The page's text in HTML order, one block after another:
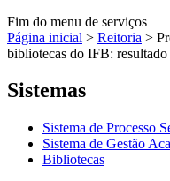
Fim do menu de serviços
Página inicial > Reitoria >
bibliotecas do IFB:
Sistemas
Sistema de Processo
Sistema de Gestão
Bibliotecas